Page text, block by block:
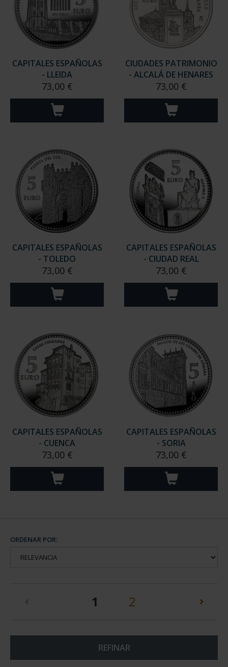
CAPITALES ESPAÑOLAS
- LLEIDA
73,00 €
CIUDADES PATRIMONIO
- ALCALÁ DE HENARES
73,00 €
CAPITALES ESPAÑOLAS
- TOLEDO
73,00 €
CAPITALES ESPAÑOLAS
- CIUDAD REAL
73,00 €
CAPITALES ESPAÑOLAS
- CUENCA
73,00 €
CAPITALES ESPAÑOLAS
- SORIA
73,00 €
ORDENAR POR:
1 (current)
2
REFINAR